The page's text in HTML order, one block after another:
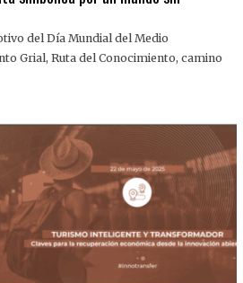
del Día Mundial del Medio
Grial, Ruta del Conocimiento, camino